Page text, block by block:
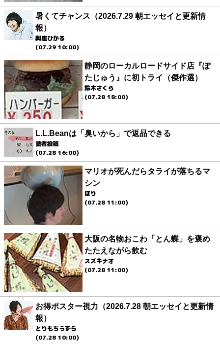
暑くてチャンス（2026.7.29 朝エッセイと更新情
報）
與座ひかる
(07.29 10:00)
静岡のローカルロードサイド店『ぽ
たじゅう』に初トライ（傑作選）
鈴木さくら
(07.28 18:00)
L.L.Beanは「臭いから」で返品できる
読者投稿
(07.28 16:00)
マリオが死んだらタライが落ちるマ
シン
ほり
(07.28 11:00)
大阪の名物おこわ「とん蝶」を褒め
たたえながら飲む
スズキナオ
(07.28 11:00)
お得ポスター視力（2026.7.28 朝エッセイと更新情
報）
とりもちうずら
(07.28 10:00)